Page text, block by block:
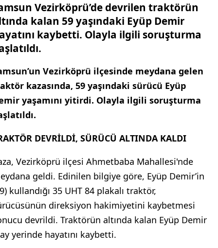
Vezirköprü’de devrilen traktörün
kalan 59 yaşındaki Eyüp Demir
kaybetti. Olayla ilgili soruşturma
Vezirköprü ilçesinde meydana gelen
kazasında, 59 yaşındaki sürücü Eyüp
yaşamını yitirdi. Olayla ilgili soruşturma
DEVRİLDİ, SÜRÜCÜ ALTINDA KALDI
Vezirköprü ilçesi Ahmetbaba Mahallesi'nde
geldi. Edinilen bilgiye göre, Eyüp Demir’in
kullandığı 35 UHT 84 plakalı traktör,
direksiyon hakimiyetini kaybetmesi
devrildi. Traktörün altında kalan Eyüp Demir
yerinde hayatını kaybetti.